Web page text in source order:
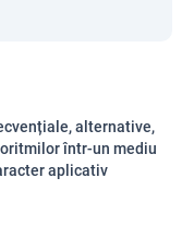
alternative,
într-un mediu
aplicativ